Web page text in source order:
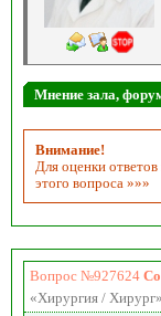
Мнение зала,
Внимание!
Для оценки
этого вопроса »»»
Вопрос №927624
«Хирургия / Хирург»